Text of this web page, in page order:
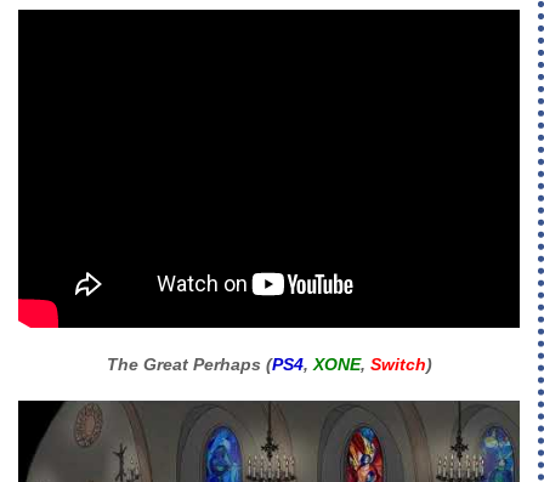
The Great Perhaps (PS4, XONE, Switch)